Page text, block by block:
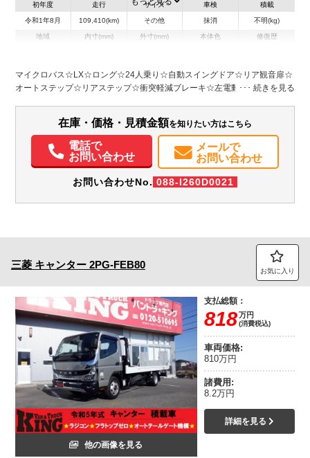
初年度
令和1年8月
走行
109,410(km)
サイズ
その他
車検
抹消
積載
不明(kg)
地域 内寸(mm) 外寸(mm) 本体色 修復歴
装備情報
マイクロバス☆LX☆ロング☆24人乗り☆自動スイングドア☆リア観音扉☆
オートステップ☆リアステップ☆衝突軽減ブレーキ☆左電動調整格納ミラ
シート☆ハイマウントストップランプ
在庫・価格・見積金額を知りたい方はこちら
電話で
お問い合わせ
メールで
お問い合わせ
お問い合わせNo. 088-I260D0021
三菱 キャンター 2PG-FEB80 お気に入り
他の画像を見る
支払総額：
818万円
(消費税込)
車両価格:
810万円
諸費用:
8.2万円
詳細を見る